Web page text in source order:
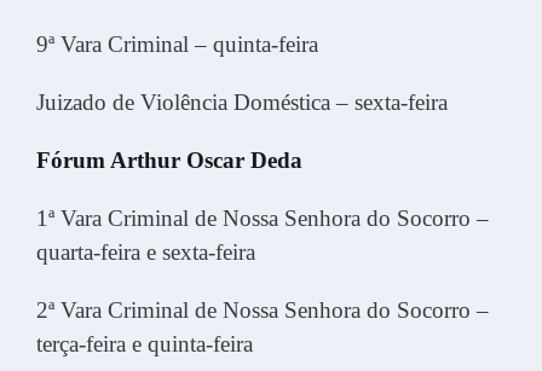
9ª Vara Criminal – quinta-feira
Juizado de Violência Doméstica – sexta-feira
Fórum Arthur Oscar Deda
1ª Vara Criminal de Nossa Senhora do Socorro –
quarta-feira e sexta-feira
2ª Vara Criminal de Nossa Senhora do Socorro –
terça-feira e quinta-feira